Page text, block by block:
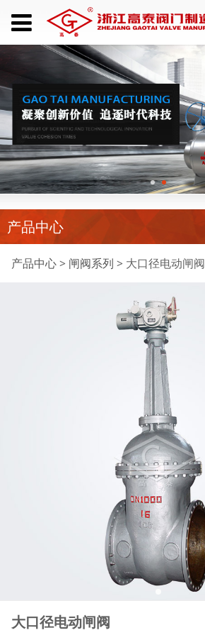
产品中心
大口径电动闸阀
产品中心> 闸阀系列 > 大口径电动闸阀
大口径电动闸阀